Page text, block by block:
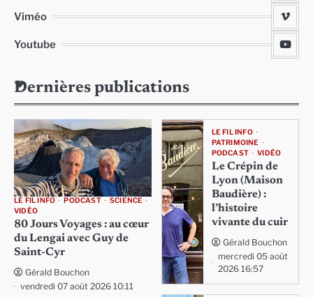
Viméo
Youtube
Dernières publications
LE FIL INFO PODCAST
SCIENCE
VIDÉO
80 Jours Voyages : au cœur
du Lengai avec Guy de
Saint-Cyr
Gérald Bouchon
vendredi 07 août 2026 10:11
LE FIL INFO
PATRIMOINE
PODCAST
VIDÉO
Le Crépin de
Lyon (Maison
Baudière) :
l’histoire
vivante du cuir
Gérald Bouchon
mercredi 05 août
2026 16:57